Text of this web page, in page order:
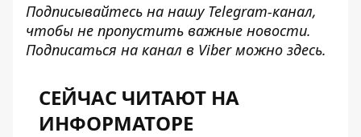
Подписывайтесь на нашу Telegram-канал,
чтобы не пропустить важные новости.
Подписаться на канал в Viber можно здесь.
СЕЙЧАС ЧИТАЮТ НА
ИНФОРМАТОРЕ